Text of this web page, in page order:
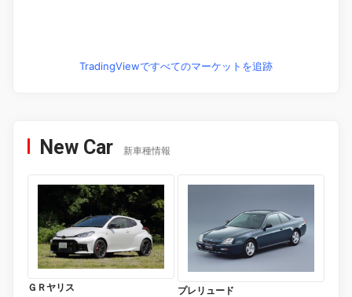
TradingViewですべてのマーケットを追跡
New Car 新車種情報
ＧＲヤリス プレリュード